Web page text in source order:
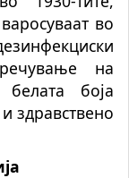
во
на
боја
здравствено